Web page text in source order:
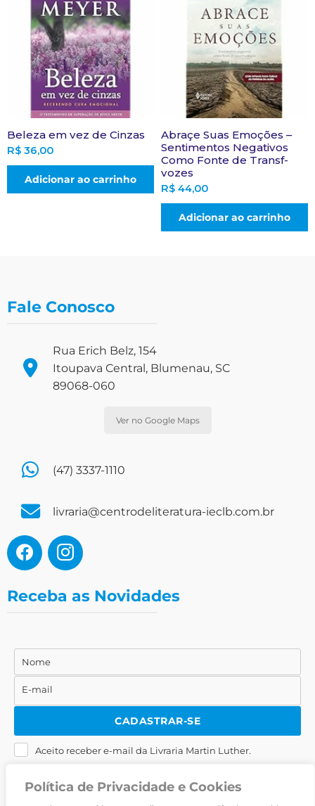
Política de Privacidade e Cookies
Beleza em vez de Cinzas
R$ 36,00
Adicionar ao carrinho
Abraçe Suas Emoções –
Sentimentos Negativos
Como Fonte de Transf-
vozes
R$ 44,00
Adicionar ao carrinho
Fale Conosco
Rua Erich Belz, 154
Itoupava Central, Blumenau, SC
89068-060
Ver no Google Maps
(47) 3337-1110
livraria@centrodeliteratura-ieclb.com.br
Receba as Novidades
Nome
Nome
E-
mail
E-mail
CADASTRAR-SE
Aceito receber e-mail da Livraria Martin Luther.